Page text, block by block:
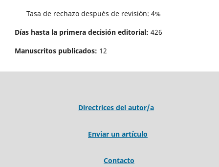
Tasa de rechazo después de revisión: 4%
Días hasta la primera decisión editorial: 426
Manuscritos publicados: 12
Directrices del autor/a
Enviar un artículo
Contacto